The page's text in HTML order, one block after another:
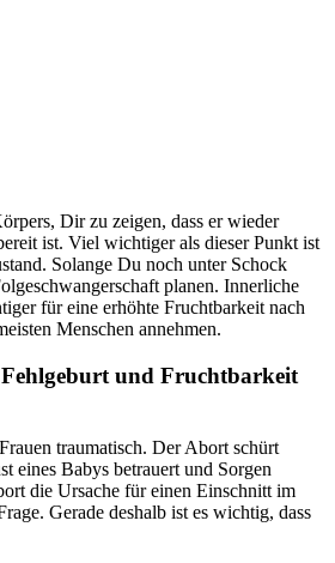
Dir zu zeigen, dass er wieder
ist. Viel wichtiger als dieser Punkt ist
Solange Du noch unter Schock
planen. Innerliche
für eine erhöhte Fruchtbarkeit nach
Menschen annehmen.
und Fruchtbarkeit
traumatisch. Der Abort schürt
eines Babys betrauert und Sorgen
die Ursache für einen Einschnitt im
Gerade deshalb ist es wichtig, dass